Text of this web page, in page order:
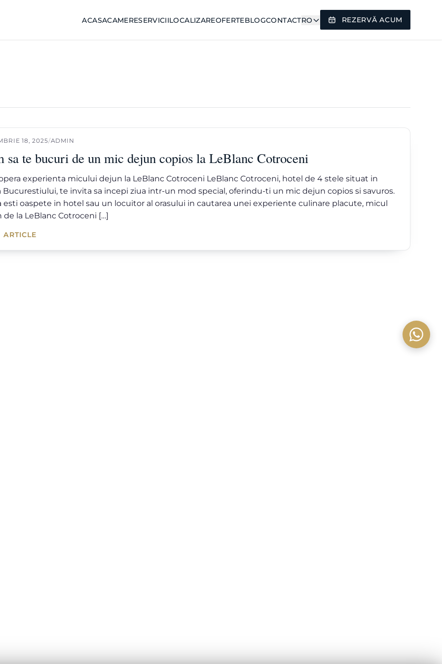
ACASACAMERESERVICIILOCALIZAREOFERTEBLOGCONTACTRO REZERVĂ ACUM
18, 2025/ADMIN
sa te bucuri de un mic dejun copios la LeBlanc Cotroceni
experienta micului dejun la LeBlanc Cotroceni LeBlanc Cotroceni, hotel de 4 stele situat in
Bucurestiului, te invita sa incepi ziua intr-un mod special, oferindu-ti un mic dejun copios si savuros.
esti oaspete in hotel sau un locuitor al orasului in cautarea unei experiente culinare placute, micul
de la LeBlanc Cotroceni […]
ARTICLE